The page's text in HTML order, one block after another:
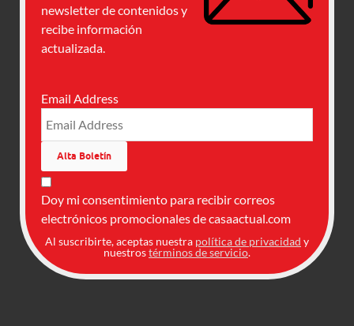
newsletter de contenidos y
recibe información
actualizada.
Email Address
Doy mi consentimiento para recibir correos
electrónicos promocionales de casaactual.com
Al suscribirte, aceptas nuestra política de privacidad y
nuestrostérminos de servicio.